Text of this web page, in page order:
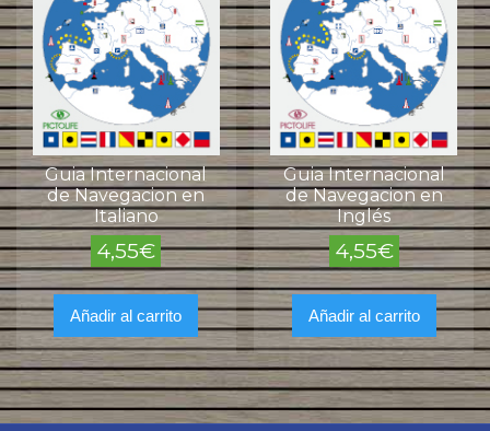
Guia Internacional
de Navegacion en
Italiano
4,55€
Añadir al carrito
Guia Internacional
de Navegacion en
Inglés
4,55€
Añadir al carrito